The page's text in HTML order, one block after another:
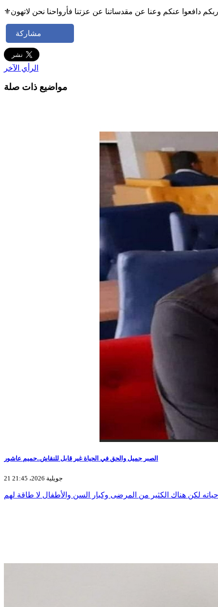
مشاركة
الرأي الآخر
مواضيع ذات صلة
الصبر جميل والحق في الحياة غير قابل للنقاش..حميم عاشور
21 جويلية 2026، 21:45